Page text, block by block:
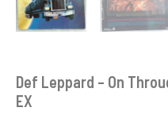
Def Leppard – On
EX